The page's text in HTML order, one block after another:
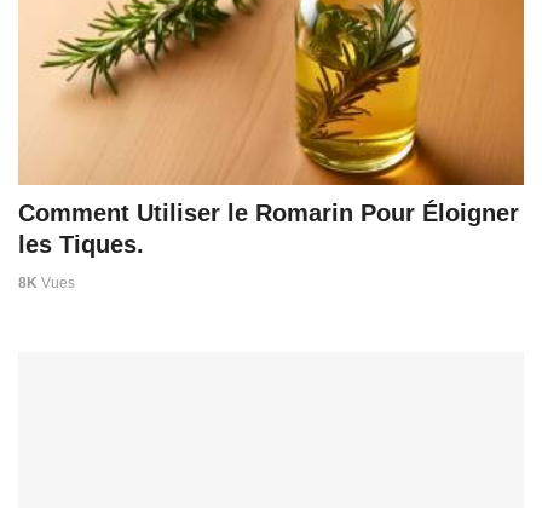
Comment Utiliser le Romarin Pour Éloigner
les Tiques.
8K Vues